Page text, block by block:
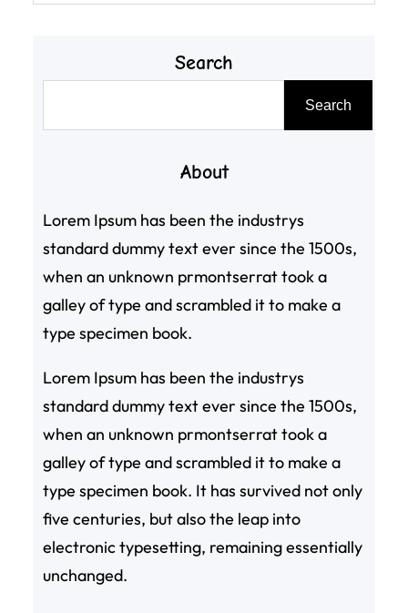
Search
Search
About
Lorem Ipsum has been the industrys
standard dummy text ever since the 1500s,
when an unknown prmontserrat took a
galley of type and scrambled it to make a
type specimen book.
Lorem Ipsum has been the industrys
standard dummy text ever since the 1500s,
when an unknown prmontserrat took a
galley of type and scrambled it to make a
type specimen book. It has survived not only
five centuries, but also the leap into
electronic typesetting, remaining essentially
unchanged.